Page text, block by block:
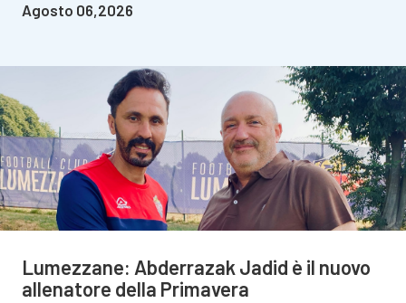
Agosto 06,2026
Lumezzane: Abderrazak Jadid è il nuovo
allenatore della Primavera